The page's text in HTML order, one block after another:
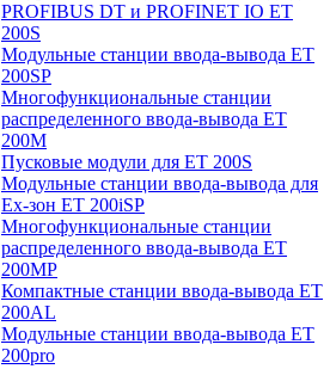
PROFIBUS DT и PROFINET IO ET
200S
Модульные станции ввода-вывода ET
200SP
Многофункциональные станции
распределенного ввода-вывода ET
200M
Пусковые модули для ET 200S
Модульные станции ввода-вывода для
Ex-зон ET 200iSP
Многофункциональные станции
распределенного ввода-вывода ET
200MP
Компактные станции ввода-вывода ET
200AL
Модульные станции ввода-вывода ET
200pro